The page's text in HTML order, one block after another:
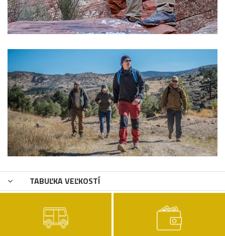
TABUĽKA VEĽKOSTÍ